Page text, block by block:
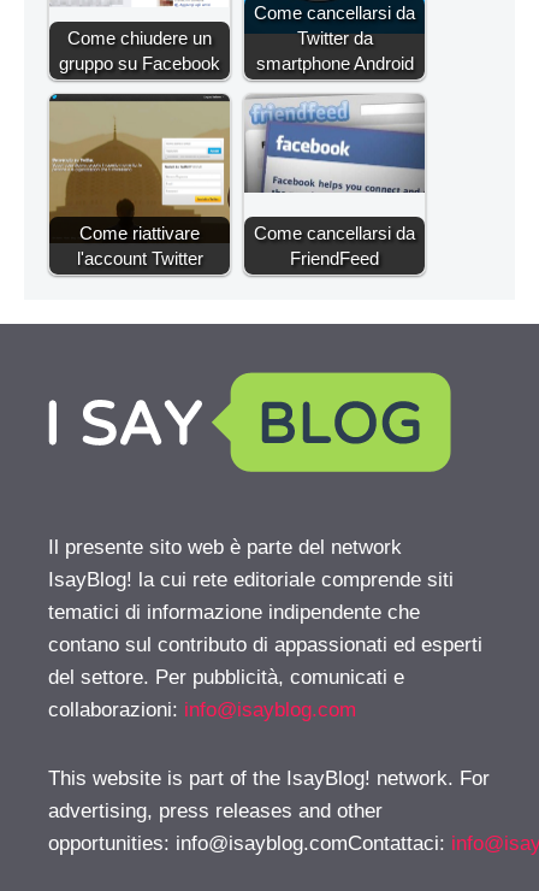
Come chiudere un
gruppo su Facebook
Come cancellarsi da
Twitter da
smartphone Android
Come riattivare
l'account Twitter
Come cancellarsi da
FriendFeed
Il presente sito web è parte del network
IsayBlog! la cui rete editoriale comprende siti
tematici di informazione indipendente che
contano sul contributo di appassionati ed esperti
del settore. Per pubblicità, comunicati e
collaborazioni: info@isayblog.com
This website is part of the IsayBlog! network. For
advertising, press releases and other
opportunities: info@isayblog.comContattaci: